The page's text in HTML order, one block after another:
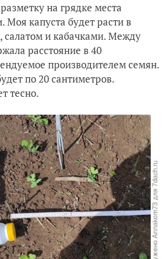
на грядке места
капуста будет расти в
салатом и кабачками. Между
расстояние в 40
производителем семян.
по 20 сантиметров.
тесно.